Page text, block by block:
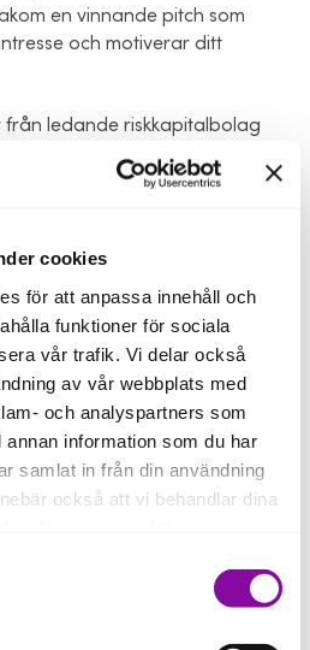
cookies
för att anpassa innehåll och
funktioner för sociala
vår trafik. Vi delar också
av vår webbplats med
och analyspartners som
information som du har
samlat in från din användning
också att vi behandlar dina
användning av kakor
enligt ovan, inte att ske,
nödvändiga för att hemsidan
en vinnande pitch som
och motiverar ditt
från ledande riskkapitalbolag
sig av sina insikter om vad
i företag. Du får
möjlighet att få värdefulla
branschens toppnamn!
perfekta pitchen ser ut och